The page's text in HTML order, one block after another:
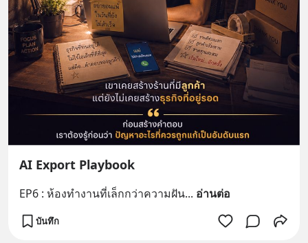
AI Export Playbook
EP6 : ห้องทำงานที่เล็กกว่าความฝัน... อ่านต่อ
บันทึก